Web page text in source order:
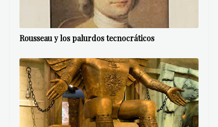
Rousseau y los palurdos tecnocráticos